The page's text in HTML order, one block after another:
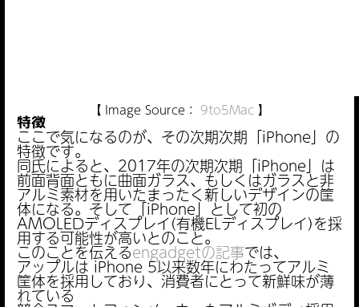
【 Image Source： 9to5Mac 】
特徴
ここで気になるのが、その次期次期「iPhone」の
特徴です。
同氏によると、2017年の次期次期「iPhone」は
前面背面ともに曲面ガラス、もしくはガラスと非
アルミ素材を用いたまったく新しいデザインの筐
体になる。そして「iPhone」として初の
AMOLEDディスプレイ(有機ELディスプレイ)を採
用する可能性が高いとのこと。
このことを伝えるengadgetの記事では、
アップルは iPhone 5以来数年にわたってアルミ
筐体を採用しており、消費者にとって新鮮味が薄
れている